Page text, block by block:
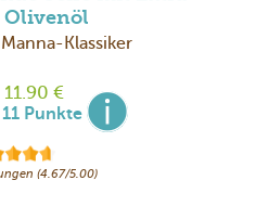
Klassiker
11.90 €
Punkte
(4.67/5.00)